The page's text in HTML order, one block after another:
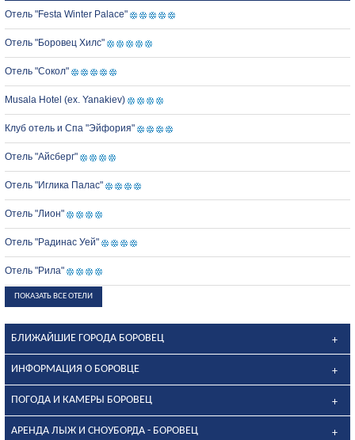
Отель "Festa Winter Palace"
Отель "Боровец Хилс"
Отель "Сокол"
Musala Hotel (ex. Yanakiev)
Клуб отель и Спа "Эйфория"
Отель "Айсберг"
Отель "Иглика Палас"
Отель "Лион"
Отель "Радинас Уей"
Отель "Рила"
ПОКАЗАТЬ ВСЕ ОТЕЛИ
БЛИЖАЙШИЕ ГОРОДА БОРОВЕЦ
ИНФОРМАЦИЯ О БОРОВЦЕ
ПОГОДА И КАМЕРЫ БОРОВЕЦ
АРЕНДА ЛЫЖ И СНОУБОРДА - БОРОВЕЦ